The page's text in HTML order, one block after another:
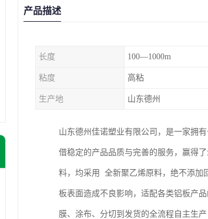
产品描述
长度 100—1000m
粘度 高粘
生产地 山东德州
山东德州佳诺塑业有限公司，是一家拥
借稳定的产品品质与完善的服务，赢得
料，均采用 全新聚乙烯原料，绝不添加
板表面造成不良影响，适配各类铝板产
膜、涂布、分切到发货的全流程自主生